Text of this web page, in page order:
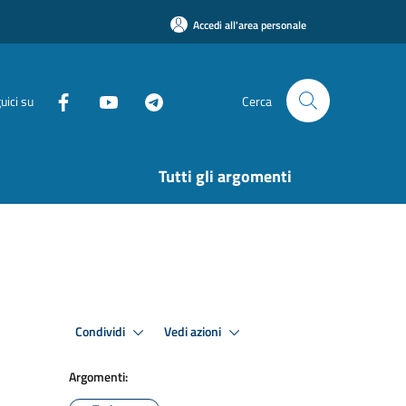
Accedi all'area personale
su Cerca
Tutti gli argomenti
Condividi Vedi azioni
Argomenti: